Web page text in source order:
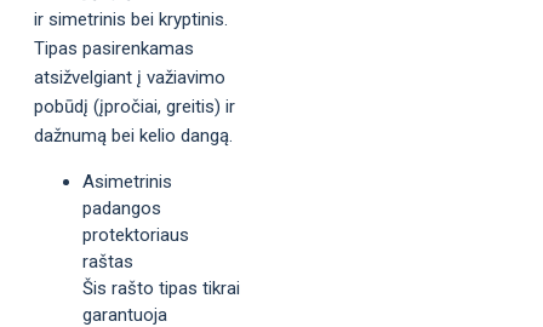
ir simetrinis bei kryptinis.
Tipas pasirenkamas
atsižvelgiant į važiavimo
pobūdį (įpročiai, greitis) ir
dažnumą bei kelio dangą.
Asimetrinis
padangos
protektoriaus
raštas
Šis rašto tipas tikrai
garantuoja